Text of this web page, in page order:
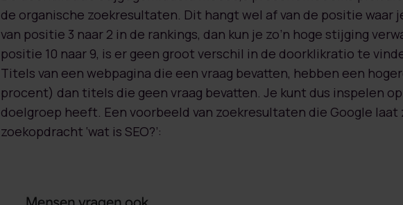
de organische zoekresultaten. Dit hangt wel af van de positie waar
van positie 3 naar 2 in de rankings, dan kun je zo’n hoge stijging
positie 10 naar 9, is er geen groot verschil in de doorklikratio te
Titels van een webpagina die een vraag bevatten, hebben een
procent) dan titels die geen vraag bevatten. Je kunt dus inspelen
doelgroep heeft. Een voorbeeld van zoekresultaten die Google laat
zoekopdracht ‘wat is SEO?’: